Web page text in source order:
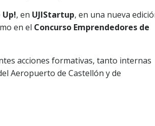
Up!, en UJIStartup, en una nueva
en el Concurso Emprendedores de
acciones formativas, tanto internas
Aeropuerto de Castellón y de